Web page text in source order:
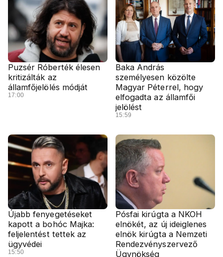
Puzsér Róberték élesen
kritizálták az
államfőjelölés módját
17:00
Baka András
személyesen közölte
Magyar Péterrel, hogy
elfogadta az államfői
jelölést
15:59
Újabb fenyegetéseket
kapott a bohóc Majka:
feljelentést tettek az
ügyvédei
15:50
Pósfai kirúgta a NKOH
elnökét, az új ideiglenes
elnök kirúgta a Nemzeti
Rendezvényszervező
Ügynökség